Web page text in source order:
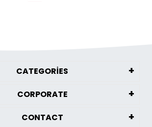
CATEGORİES
CORPORATE
CONTACT